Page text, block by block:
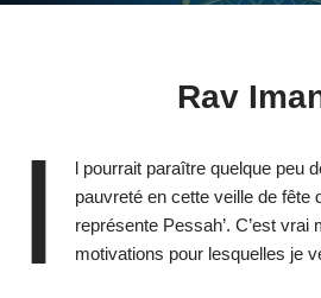
Rav
I
l pourrait paraître quelque peu
pauvreté en cette veille de fête
représente Pessah’. C’est vrai
motivations pour lesquelles je